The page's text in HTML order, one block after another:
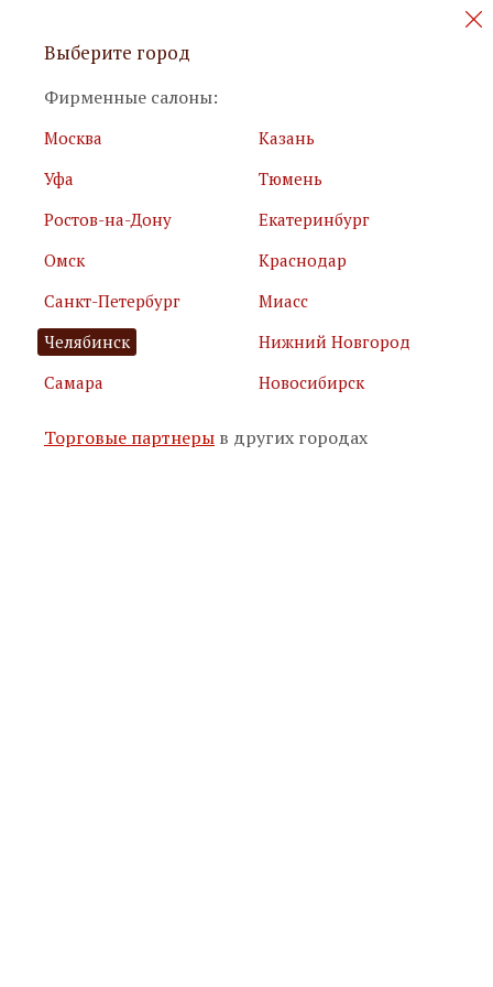
Персональные акции и новинки
Я принимаю
условия использования сайта
Я соглашаюсь сполитикой обработки персональных
данных
Подписаться
Выберите город
Фирменные салоны:
Москва
Казань
Уфа
Тюмень
Ростов-на-Дону
Екатеринбург
Омск
Краснодар
Санкт-Петербург
Миасс
Челябинск
Нижний Новгород
Самара
Новосибирск
Торговые партнеры в других городах